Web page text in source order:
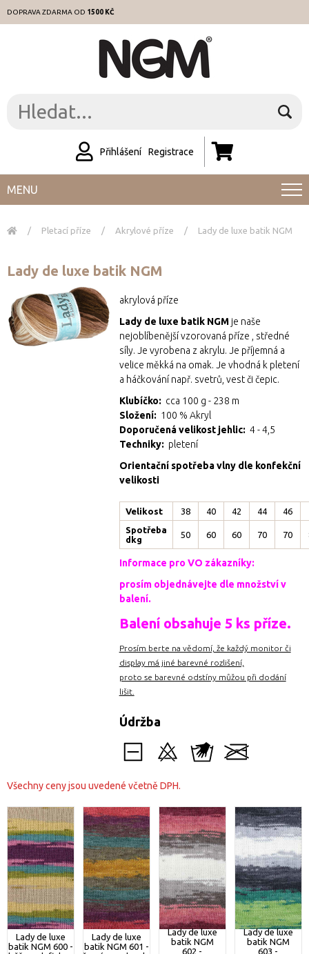
DOPRAVA ZDARMA OD 1500 KČ
Přihlášení Registrace
MENU
/ Pletací příze / Akrylové příze / Lady de luxe batik NGM
Lady de luxe batik NGM
akrylová příze
Lady de luxe batik NGMje naše
nejoblíbenější vzorovaná příze , středné
síly. Je vyrobena z akrylu. Je příjemná a
velice měkká na omak. Je vhodná k pletení
a háčkování např. svetrů, vest či čepic.
Klubíčko: cca 100 g - 238 m
Složení: 100 % Akryl
Doporučená velikost jehlic: 4 - 4,5
Techniky: pletení
Orientační spotřeba vlny dle konfekční
velikosti
Velikost 38 40 42 44 46
Spotřeba
dkg
50 60 60 70 70
Informace pro VO zákazníky:
prosím objednávejte dle množství v
balení.
Balení obsahuje 5 ks příze.
Prosím berte na vědomí, že každý monitor či
display má jiné barevné rozlišení,
proto se barevné odstíny můžou při dodání
lišit.
Údržba
Všechny ceny jsou uvedené včetně DPH.
Lady de luxe
batik NGM 600 -
Lady de luxe
batik NGM 601 -
Lady de luxe
batik NGM
602 -
Lady de luxe
batik NGM
603 -